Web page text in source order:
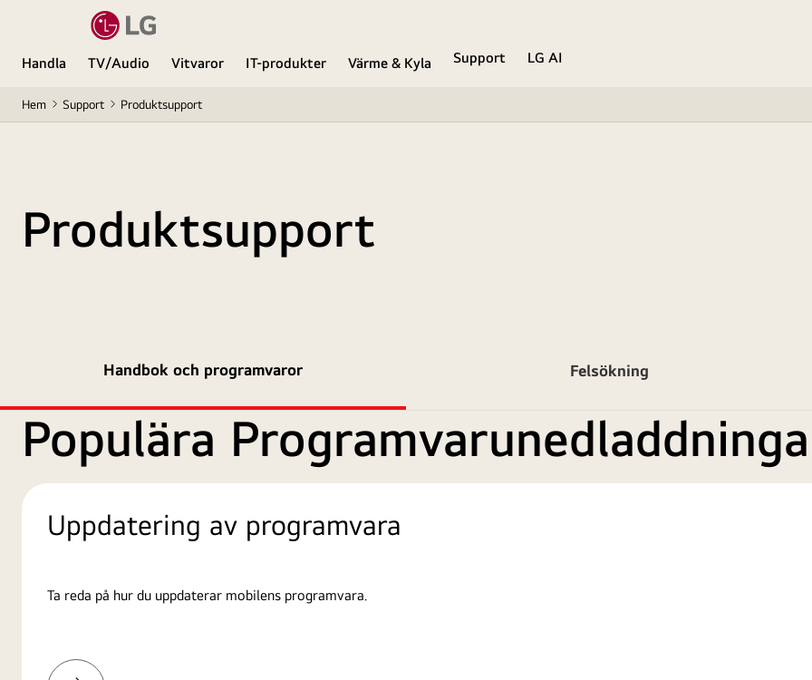
Handla TV/Audio Vitvaror IT-produkter Värme & Kyla Support LG AI
Hem Support Produktsupport
Produktsupport
Handbok och programvaror Felsökning
Populära
Uppdatering av programvara
Ta reda på hur du uppdaterar mobilens programvara.
Läs